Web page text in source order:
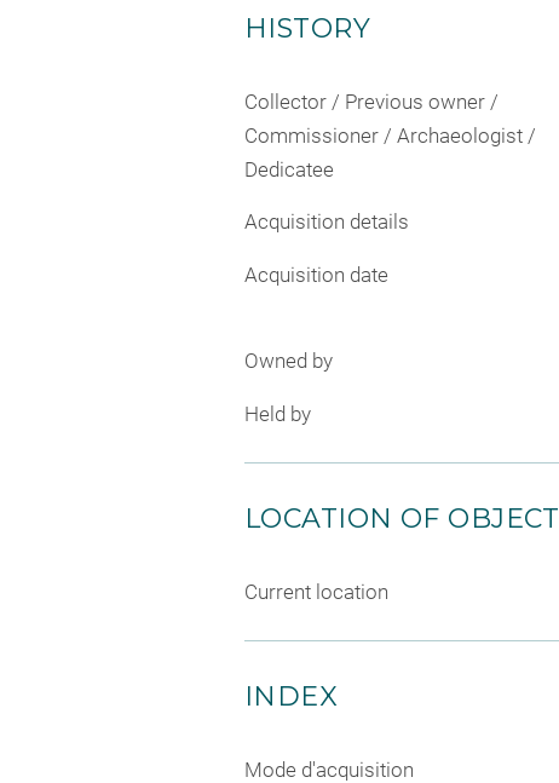
HISTORY
Collector / Previous owner /
Commissioner / Archaeologist /
Dedicatee
Acquisition details
Acquisition date
Owned by
Held by
LOCATION OF OBJECT
Current location
INDEX
Mode d'acquisition